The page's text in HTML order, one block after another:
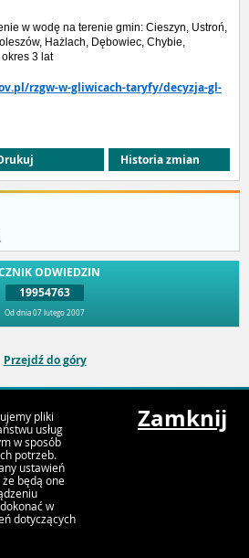
ODWIEDZIN
19954763
Od dnia 07 lutego 2007
w wodę na terenie gmin: Cieszyn, Ustroń,
Hażlach, Dębowiec, Chybie,
3 lat
rzgw-w-gliwicach-taryfy/decyzja-gl-
Historia zmian
Przejdź do góry
Miejski Strumień
4, 43-246 Strumień
pliki
usług
w sposób
potrzeb.
ustawień
będą one
w
dotyczących
Zamknij